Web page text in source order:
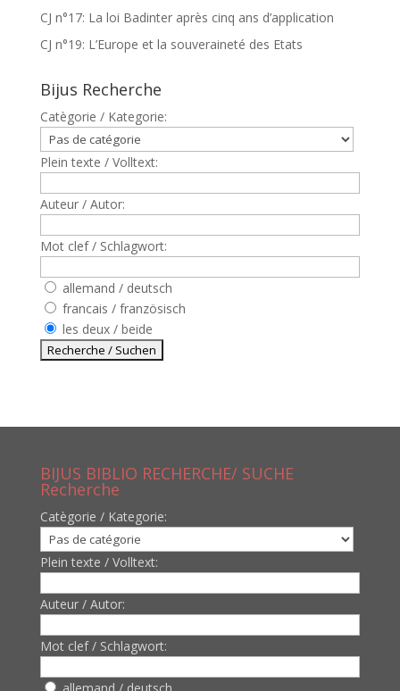
CJ n°17: La loi Badinter après cinq ans d’application
CJ n°19: L’Europe et la souveraineté des Etats
Bijus Recherche
Catègorie / Kategorie:
Plein texte / Volltext:
Auteur / Autor:
Mot clef / Schlagwort:
allemand / deutsch
francais / französisch
les deux / beide
BIJUS BIBLIO RECHERCHE/ SUCHE
Recherche
Catègorie / Kategorie:
Plein texte / Volltext:
Auteur / Autor:
Mot clef / Schlagwort: